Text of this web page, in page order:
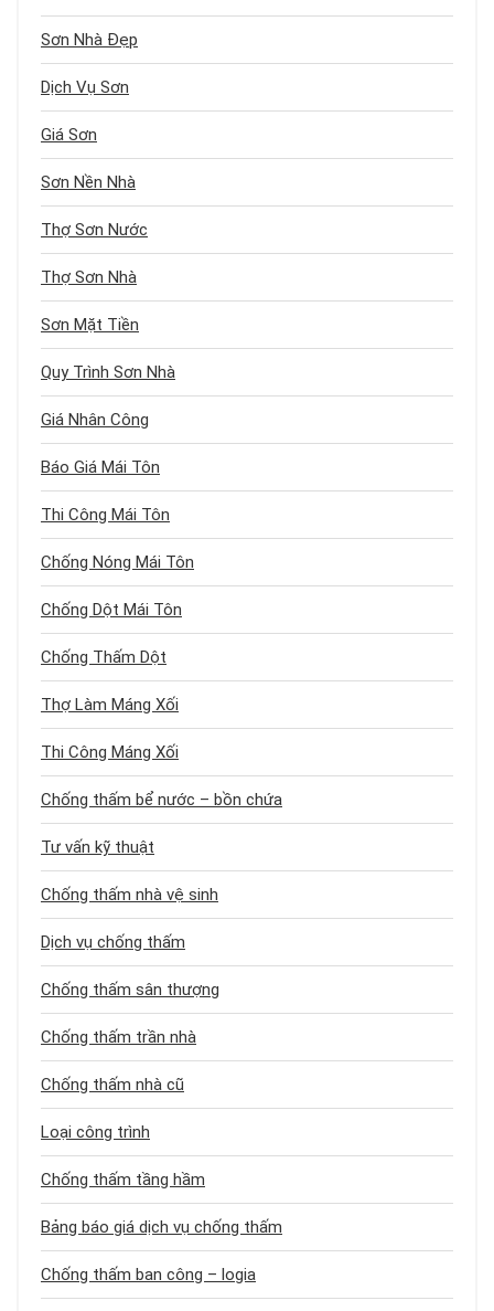
Sơn Nhà Đẹp
Dịch Vụ Sơn
Giá Sơn
Sơn Nền Nhà
Thợ Sơn Nước
Thợ Sơn Nhà
Sơn Mặt Tiền
Quy Trình Sơn Nhà
Giá Nhân Công
Báo Giá Mái Tôn
Thi Công Mái Tôn
Chống Nóng Mái Tôn
Chống Dột Mái Tôn
Chống Thấm Dột
Thợ Làm Máng Xối
Thi Công Máng Xối
Chống thấm bể nước – bồn chứa
Tư vấn kỹ thuật
Chống thấm nhà vệ sinh
Dịch vụ chống thấm
Chống thấm sân thượng
Chống thấm trần nhà
Chống thấm nhà cũ
Loại công trình
Chống thấm tầng hầm
Bảng báo giá dịch vụ chống thấm
Chống thấm ban công – logia